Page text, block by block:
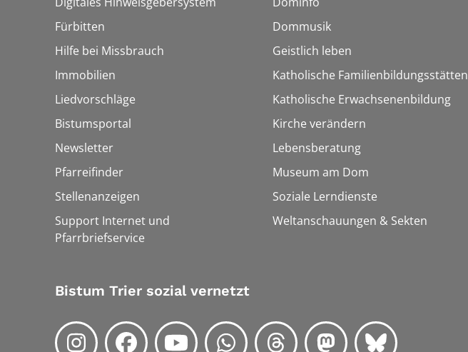
Fürbitten
Hilfe bei Missbrauch
Immobilien
Liedvorschläge
Bistumsportal
Newsletter
Pfarreifinder
Stellenanzeigen
Support Internet und
Pfarrbriefservice
Dommusik
Geistlich leben
Katholische Familienbildungsstätten
Katholische Erwachsenenbildung
Kirche verändern
Lebensberatung
Museum am Dom
Soziale Lerndienste
Weltanschauungen & Sekten
Bistum Trier sozial vernetzt